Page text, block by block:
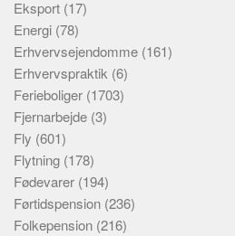
Eksport (17)
Energi (78)
Erhvervsejendomme (161)
Erhvervspraktik (6)
Ferieboliger (1703)
Fjernarbejde (3)
Fly (601)
Flytning (178)
Fødevarer (194)
Førtidspension (236)
Folkepension (216)